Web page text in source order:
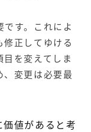
す。これによ
正してゆける
を変えてしま
、変更は必要最
値があると考